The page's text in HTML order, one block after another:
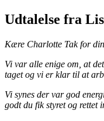
Udtalelse fra
Kære Charlotte​ Tak for
Vi var alle enige om, at
taget og vi er klar til at
Vi synes der var god
godt du fik styret og rettet